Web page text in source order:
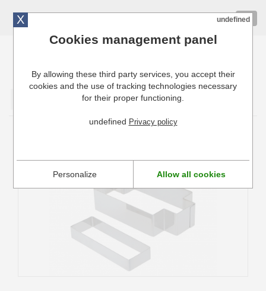
Cuisinresto: Ustensiles de cuisine pour professionnels
X undefined
Cookies management panel
By allowing these third party services, you accept their
cookies and the use of tracking technologies necessary
for their proper functioning.
undefined Privacy policy
Personalize Allow all cookies